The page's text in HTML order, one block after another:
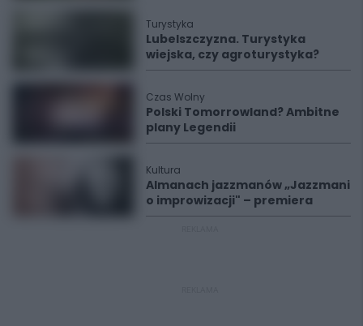
Turystyka
Lubelszczyzna. Turystyka
wiejska, czy agroturystyka?
Czas Wolny
Polski Tomorrowland? Ambitne
plany Legendii
Kultura
Almanach jazzmanów „Jazzmani
o improwizacji" – premiera